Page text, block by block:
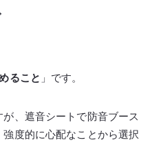
ること 」です。
、遮音シートで防音ブース
度的に心配なことから選択